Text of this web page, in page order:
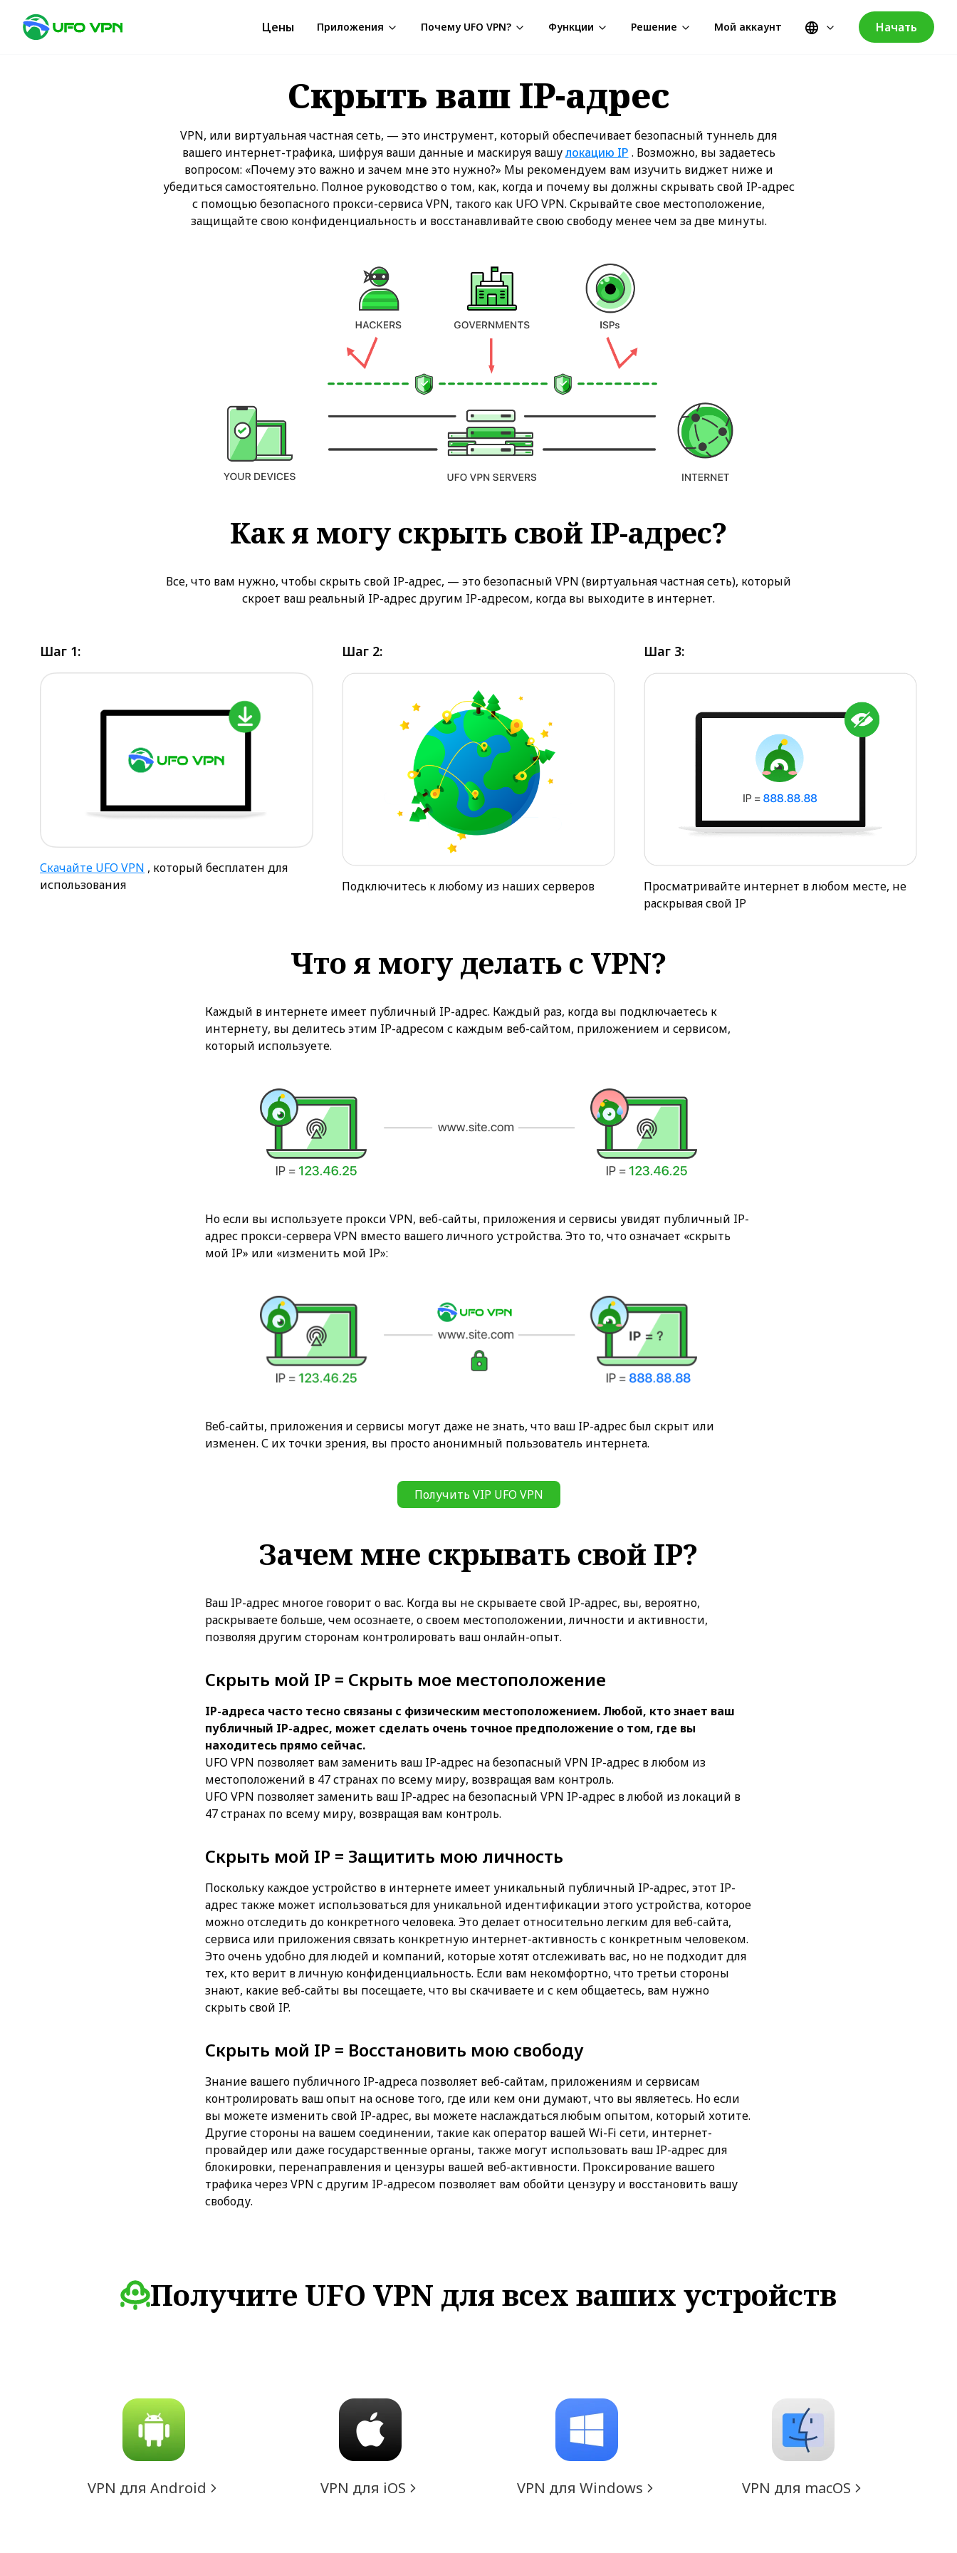
Цены Приложения Почему UFO VPN? Функции Решение Мой аккаунт Начать
Скрыть ваш IP-адрес
VPN, или виртуальная частная сеть, — это инструмент, который обеспечивает безопасный туннель для
вашего интернет-трафика, шифруя ваши данные и маскируя вашулокацию IP . Возможно, вы задаетесь
вопросом: «Почему это важно и зачем мне это нужно?» Мы рекомендуем вам изучить виджет ниже и
убедиться самостоятельно. Полное руководство о том, как, когда и почему вы должны скрывать свой IP-адрес
с помощью безопасного прокси-сервиса VPN, такого как UFO VPN. Скрывайте свое местоположение,
защищайте свою конфиденциальность и восстанавливайте свою свободу менее чем за две минуты.
Как я могу скрыть свой IP-адрес?
Все, что вам нужно, чтобы скрыть свой IP-адрес, — это безопасный VPN (виртуальная частная сеть), который
скроет ваш реальный IP-адрес другим IP-адресом, когда вы выходите в интернет.
Шаг 1:
Скачайте UFO VPN , который бесплатен для
использования
Шаг 2:
Подключитесь к любому из наших серверов
Шаг 3:
Просматривайте интернет в любом месте, не
раскрывая свой IP
Что я могу делать с VPN?
Каждый в интернете имеет публичный IP-адрес. Каждый раз, когда вы подключаетесь к
интернету, вы делитесь этим IP-адресом с каждым веб-сайтом, приложением и сервисом,
который используете.
Но если вы используете прокси VPN, веб-сайты, приложения и сервисы увидят публичный IP-
адрес прокси-сервера VPN вместо вашего личного устройства. Это то, что означает «скрыть
мой IP» или «изменить мой IP»:
Веб-сайты, приложения и сервисы могут даже не знать, что ваш IP-адрес был скрыт или
изменен. С их точки зрения, вы просто анонимный пользователь интернета.
Получить VIP UFO VPN
Зачем мне скрывать свой IP?
Ваш IP-адрес многое говорит о вас. Когда вы не скрываете свой IP-адрес, вы, вероятно,
раскрываете больше, чем осознаете, о своем местоположении, личности и активности,
позволяя другим сторонам контролировать ваш онлайн-опыт.
Скрыть мой IP = Скрыть мое местоположение
IP-адреса часто тесно связаны с физическим местоположением. Любой, кто знает ваш
публичный IP-адрес, может сделать очень точное предположение о том, где вы
находитесь прямо сейчас.
UFO VPN позволяет вам заменить ваш IP-адрес на безопасный VPN IP-адрес в любом из
местоположений в 47 странах по всему миру, возвращая вам контроль.
UFO VPN позволяет заменить ваш IP-адрес на безопасный VPN IP-адрес в любой из локаций в
47 странах по всему миру, возвращая вам контроль.
Скрыть мой IP = Защитить мою личность
Поскольку каждое устройство в интернете имеет уникальный публичный IP-адрес, этот IP-
адрес также может использоваться для уникальной идентификации этого устройства, которое
можно отследить до конкретного человека. Это делает относительно легким для веб-сайта,
сервиса или приложения связать конкретную интернет-активность с конкретным человеком.
Это очень удобно для людей и компаний, которые хотят отслеживать вас, но не подходит для
тех, кто верит в личную конфиденциальность. Если вам некомфортно, что третьи стороны
знают, какие веб-сайты вы посещаете, что вы скачиваете и с кем общаетесь, вам нужно
скрыть свой IP.
Скрыть мой IP = Восстановить мою свободу
Знание вашего публичного IP-адреса позволяет веб-сайтам, приложениям и сервисам
контролировать ваш опыт на основе того, где или кем они думают, что вы являетесь. Но если
вы можете изменить свой IP-адрес, вы можете наслаждаться любым опытом, который хотите.
Другие стороны на вашем соединении, такие как оператор вашей Wi-Fi сети, интернет-
провайдер или даже государственные органы, также могут использовать ваш IP-адрес для
блокировки, перенаправления и цензуры вашей веб-активности. Проксирование вашего
трафика через VPN с другим IP-адресом позволяет вам обойти цензуру и восстановить вашу
свободу.
Получите UFO VPN для всех ваших устройств
VPN для Android VPN для iOS VPN для Windows VPN для macOS